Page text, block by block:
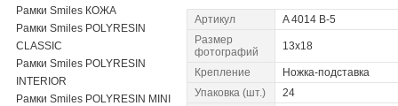
Рамки Smiles КОЖА
Рамки Smiles POLYRESIN
CLASSIC
Рамки Smiles POLYRESIN
INTERIOR
Рамки Smiles POLYRESIN MINI
Артикул
A 4014 B-5
Размер
фотографий
13x18
Крепление
Ножка-подставка
Упаковка (шт.)
24